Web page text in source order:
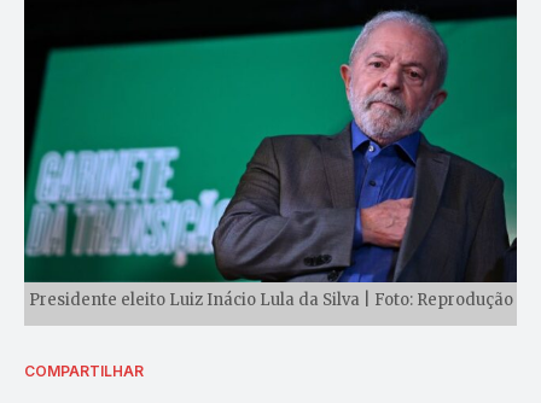
Presidente eleito Luiz Inácio Lula da Silva | Foto: Reprodução
COMPARTILHAR